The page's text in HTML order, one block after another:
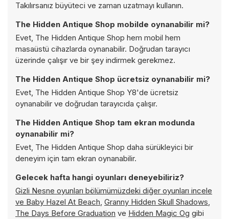
Takılırsanız büyüteci ve zaman uzatmayı kullanın.
The Hidden Antique Shop mobilde oynanabilir mi?
Evet, The Hidden Antique Shop hem mobil hem
masaüstü cihazlarda oynanabilir. Doğrudan tarayıcı
üzerinde çalışır ve bir şey indirmek gerekmez.
The Hidden Antique Shop ücretsiz oynanabilir mi?
Evet, The Hidden Antique Shop Y8'de ücretsiz
oynanabilir ve doğrudan tarayıcıda çalışır.
The Hidden Antique Shop tam ekran modunda
oynanabilir mi?
Evet, The Hidden Antique Shop daha sürükleyici bir
deneyim için tam ekran oynanabilir.
Gelecek hafta hangi oyunları deneyebiliriz?
Gizli Nesne oyunları bölümümüzdeki diğer oyunları incele
ve Baby Hazel At Beach, Granny Hidden Skull Shadows,
The Days Before Graduation ve Hidden Magic Og gibi